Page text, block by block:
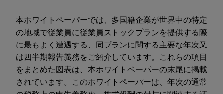
本ホワイトペーパーでは、多国籍企業が世界中の特定
の地域で従業員に従業員ストックプランを提供する際
に最もよく遭遇する、同プランに関する主要な年次又
は四半期報告義務をご紹介しています。これらの項目
をまとめた図表は、本ホワイトペーパーの末尾に掲載
されています。このホワイトペーパーは、年次の通常